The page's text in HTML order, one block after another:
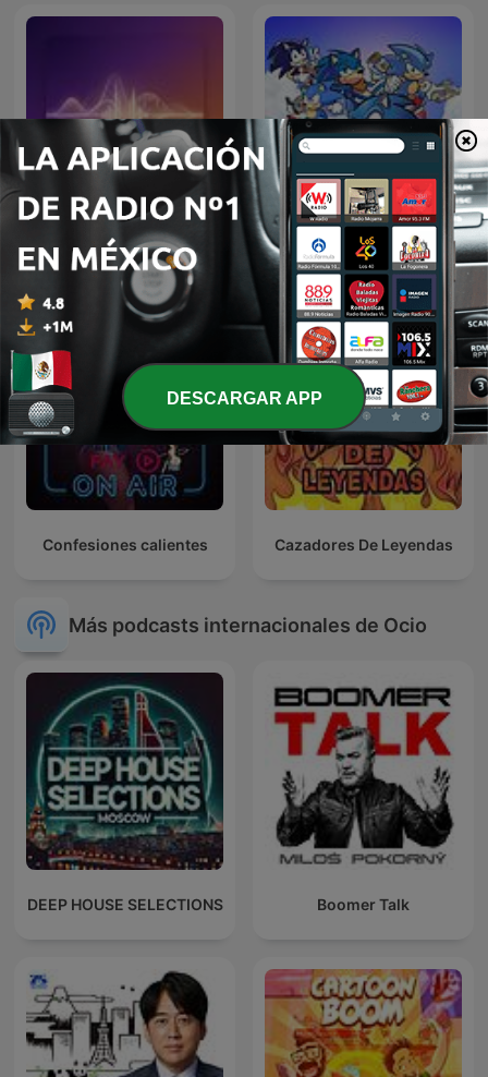
Daily Instrumental Sonic Sez
Confesiones calientes Cazadores De Leyendas
Más podcasts internacionales de Ocio
DEEP HOUSE SELECTIONS Boomer Talk
DESCARGAR APP